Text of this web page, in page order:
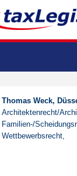
Thomas Weck,
Architektenrecht/
Familien-/
Wettbewerbsrecht,